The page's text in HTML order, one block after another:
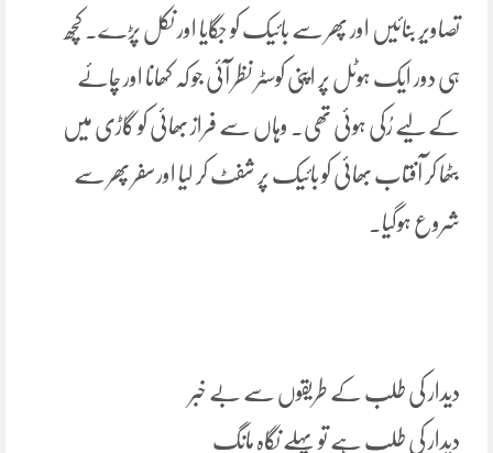
تصاویر بنائیں اور پھر سے بائیک کو جگایا اور نکل پڑے۔ کچھ
ہی دور ایک ہوٹل پر اپنی کوسٹر نظر آئی جو کہ کھانا اور چائے
کے لیے رُکی ہوئی تھی. وہاں سے فراز بھائی کو گاڑی میں
بٹھا کر آفتاب بھائی کو بائیک پر شفٹ کر لیا اورسفر پھر سے
شروع ہوگیا۔
دیدار کی طلب کے طریقوں سے بے خبر
دیدار کی طلب ہے تو پہلے نگاہ مانگ